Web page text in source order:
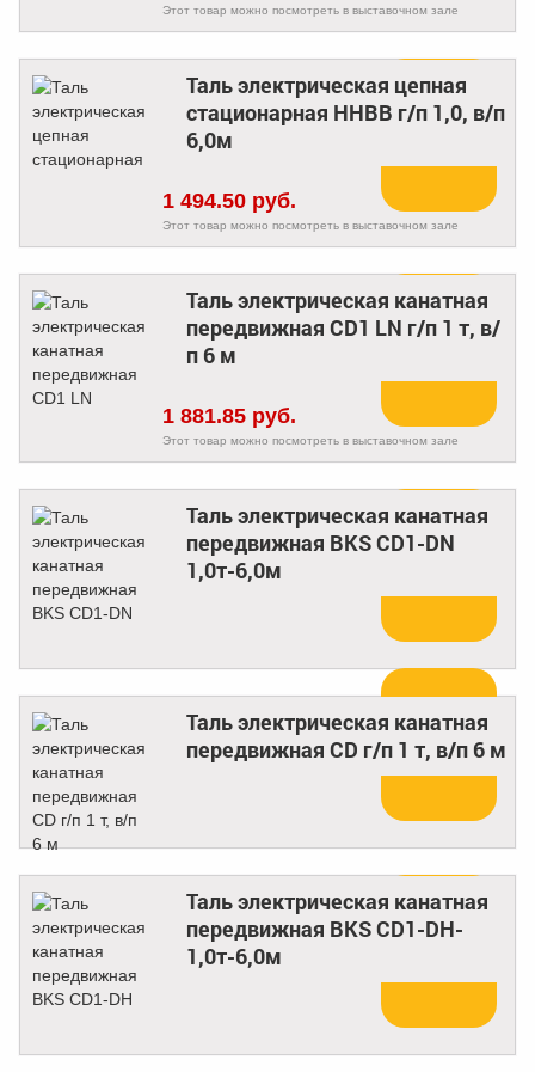
Этот товар можно посмотреть в выставочном зале
Таль электрическая цепная
стационарная HHBB г/п 1,0, в/п
6,0м
1 494.50 руб.
Этот товар можно посмотреть в выставочном зале
Таль электрическая канатная
передвижная CD1 LN г/п 1 т, в/
п 6 м
1 881.85 руб.
Этот товар можно посмотреть в выставочном зале
Таль электрическая канатная
передвижная BKS CD1-DN
1,0т-6,0м
Таль электрическая канатная
передвижная CD г/п 1 т, в/п 6 м
Купить
Таль электрическая канатная
передвижная BKS CD1-DH-
1,0т-6,0м